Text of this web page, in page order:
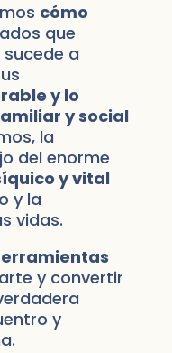
cómo
que
a
y lo
y social
la
del enorme
y vital
y la
vidas.
y convertir
y